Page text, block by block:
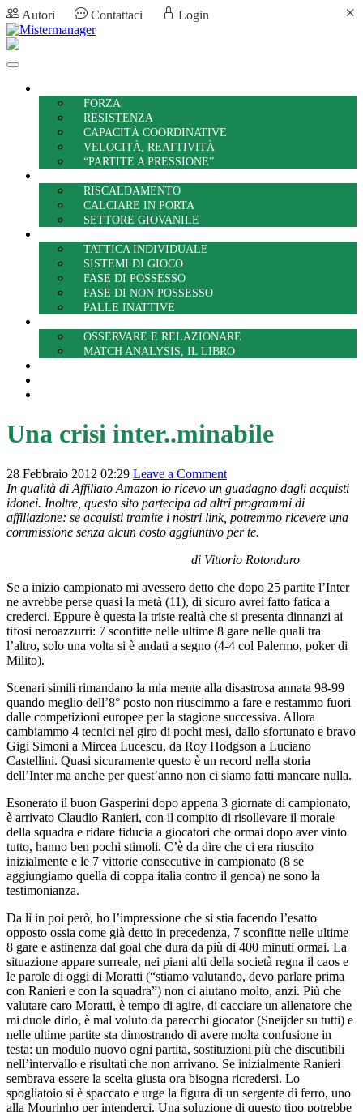
Autori Contattaci Login
FORZA
RESISTENZA
CAPACITÀ COORDINATIVE
VELOCITÀ, REATTIVITÀ
“PARTITE A PRESSIONE”
RISCALDAMENTO
CALCIARE IN PORTA
SETTORE GIOVANILE
TATTICA INDIVIDUALE
SISTEMI DI GIOCO
FASE DI POSSESSO
FASE DI NON POSSESSO
PALLE INATTIVE
OSSERVARE E RELAZIONARE
MATCH ANALYSIS, IL LIBRO
Una crisi inter..minabile
28 Febbraio 2012 02:29 Leave a Comment
In qualità di Affiliato Amazon io ricevo un guadagno dagli acquisti
idonei. Inoltre, questo sito partecipa ad altri programmi di
affiliazione: se acquisti tramite i nostri link, potremmo ricevere una
commissione senza alcun costo aggiuntivo per te.
di Vittorio Rotondaro
Se a inizio campionato mi avessero detto che dopo 25 partite l’Inter
ne avrebbe perse quasi la metà (11), di sicuro avrei fatto fatica a
crederci. Eppure è questa la triste realtà che si presenta dinnanzi ai
tifosi neroazzurri: 7 sconfitte nelle ultime 8 gare nelle quali tra
l’altro, solo una volta si è andati a segno (4-4 col Palermo, poker di
Milito).
Scenari simili rimandano la mia mente alla disastrosa annata 98-99
quando meglio dell’8° posto non riuscimmo a fare e restammo fuori
dalle competizioni europee per la stagione successiva. Allora
cambiammo 4 tecnici nel giro di pochi mesi, dallo sfortunato e bravo
Gigi Simoni a Mircea Lucescu, da Roy Hodgson a Luciano
Castellini. Quasi sicuramente questo è un record nella storia
dell’Inter ma anche per quest’anno non ci siamo fatti mancare nulla.
Esonerato il buon Gasperini dopo appena 3 giornate di campionato,
è arrivato Claudio Ranieri, con il compito di risollevare il morale
della squadra e ridare fiducia a giocatori che ormai dopo aver vinto
tutto, hanno ben pochi stimoli. C’è da dire che ci era riuscito
inizialmente e le 7 vittorie consecutive in campionato (8 se
aggiungiamo quella di coppa italia contro il genoa) ne sono la
testimonianza.
Da lì in poi però, ho l’impressione che si stia facendo l’esatto
opposto ossia come già detto in precedenza, 7 sconfitte nelle ultime
8 gare e astinenza dal goal che dura da più di 400 minuti ormai. La
situazione appare surreale, nei piani alti della società regna il caos e
le parole di oggi di Moratti (“stiamo valutando, devo parlare prima
con Ranieri e con la squadra”) non ci aiutano molto, anzi. Più che
valutare caro Moratti, è tempo di agire, di cacciare un allenatore che
mi duole dirlo, è mal voluto da parecchi giocator (Sneijder su tutti) e
nelle ultime partite sta dimostrando di avere molta confusione in
testa: un modulo nuovo ogni partita, sostituzioni più che discutibili
nell’intervallo e risultati che non arrivano. Se inizialmente Ranieri
sembrava essere la scelta giusta ora bisogna ricredersi. Lo
spogliatoio si è spaccato e urge la figura di un sergente di ferro, uno
alla Mourinho per intenderci. Una soluzione di questo tipo potrebbe
×